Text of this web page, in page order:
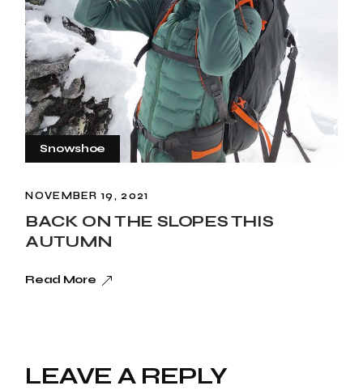
Snowshoe
NOVEMBER 19, 2021
BACK ON THE SLOPES THIS
AUTUMN
Read More
LEAVE A REPLY